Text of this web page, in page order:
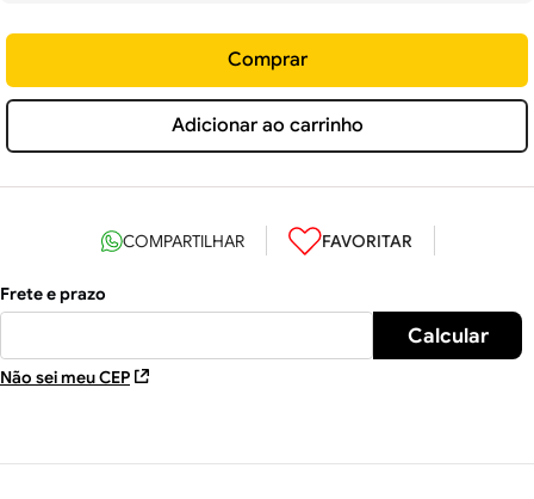
Adicionar ao carrinho
Comprar
Não sei meu CEP